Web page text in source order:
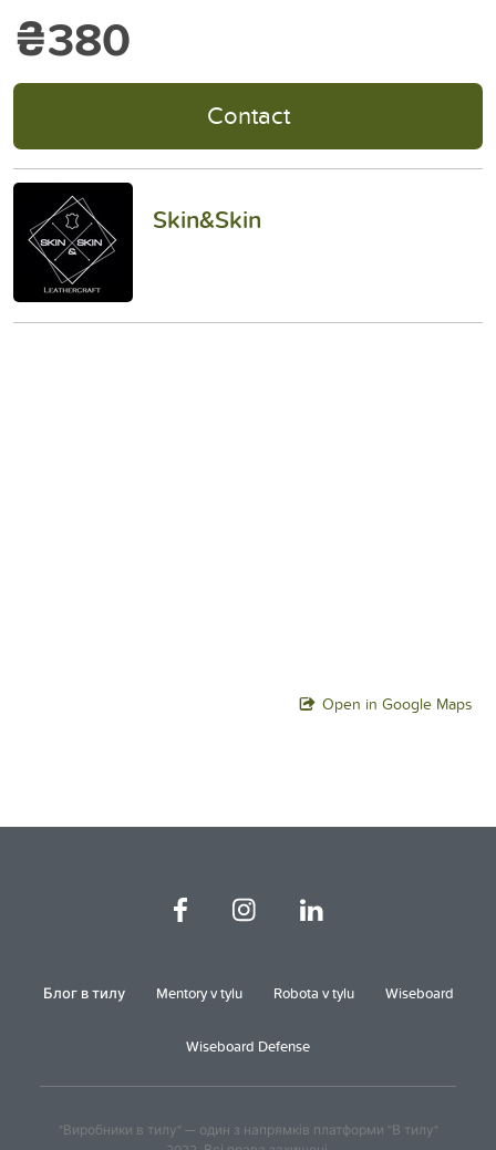
₴380
Contact
Skin&Skin
Open in Google Maps
Блог в тилу Mentory v tylu Robota v tylu Wiseboard
Wiseboard Defense
"Виробники в тилу" — один з напрямків платформи "В тилу"